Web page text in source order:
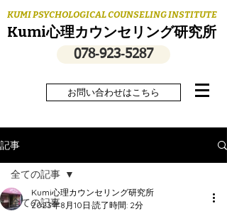
KUMI PSYCHOLOGICAL COUNSELING INSTITUTE
Kumi心理カウンセリング研究所
078‐923‐5287
お問い合わせはこちら
記事
全ての記事
全ての記事
Kumi心理カウンセリング研究所
2023年8月10日 読了時間: 2分